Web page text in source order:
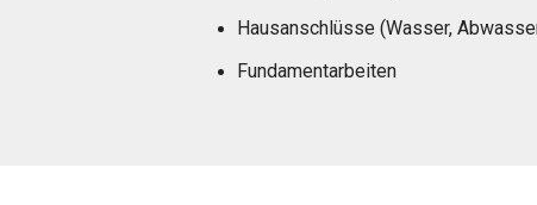
Hausanschlüsse (Wasser,
Fundamentarbeiten